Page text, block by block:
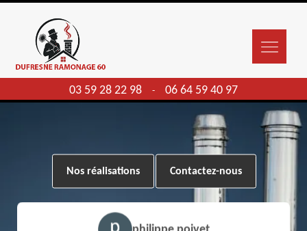
03 59 28 22 98 - 06 64 59 40 97
Nos réalisations Contactez-nous